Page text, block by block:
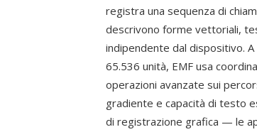
registra una sequenza di
descrivono forme vettoriali,
indipendente dal dispositivo.
65.536 unità, EMF usa
operazioni avanzate sui
gradiente e capacità di testo
di registrazione grafica — le